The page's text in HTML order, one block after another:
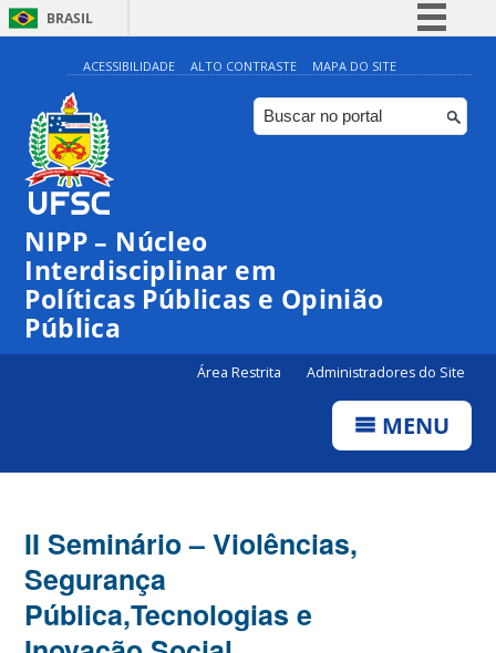
BRASIL
Simplifique!
Comunica BR
Participe
ACESSIBILIDADE ALTO CONTRASTE MAPA DO SITE
NIPP – Núcleo
Interdisciplinar em
Políticas Públicas e Opinião
Pública
Área Restrita Administradores do Site
MENU
II Seminário – Violências,
Segurança
Pública,Tecnologias e